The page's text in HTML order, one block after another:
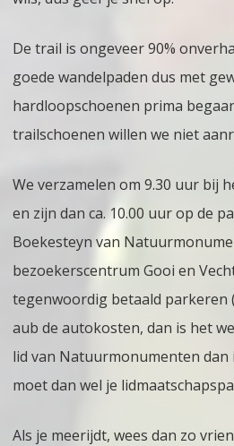
De trail is ongeveer 90%
goede wandelpaden dus met
hardloopschoenen prima
trailschoenen willen we niet
We verzamelen om 9.30 uur bij
en zijn dan ca. 10.00 uur op de
Boekesteyn van
bezoekerscentrum Gooi en
tegenwoordig betaald parkeren
aub de autokosten, dan is het
lid van Natuurmonumenten dan
moet dan wel je
Als je meerijdt, wees dan zo